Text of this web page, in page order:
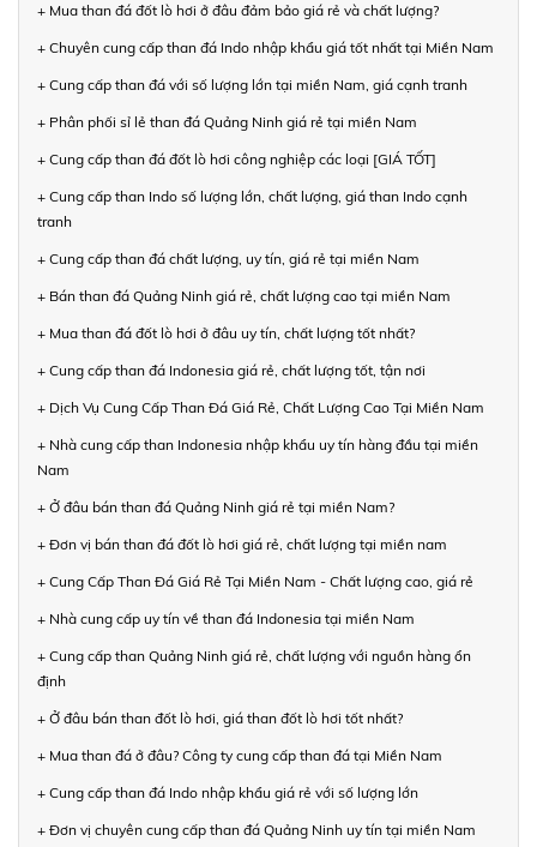
+ Mua than đá đốt lò hơi ở đâu đảm bảo giá rẻ và chất lượng?
+ Chuyên cung cấp than đá Indo nhập khẩu giá tốt nhất tại Miền Nam
+ Cung cấp than đá với số lượng lớn tại miền Nam, giá cạnh tranh
+ Phân phối sỉ lẻ than đá Quảng Ninh giá rẻ tại miền Nam
+ Cung cấp than đá đốt lò hơi công nghiệp các loại [GIÁ TỐT]
+ Cung cấp than Indo số lượng lớn, chất lượng, giá than Indo cạnh
tranh
+ Cung cấp than đá chất lượng, uy tín, giá rẻ tại miền Nam
+ Bán than đá Quảng Ninh giá rẻ, chất lượng cao tại miền Nam
+ Mua than đá đốt lò hơi ở đâu uy tín, chất lượng tốt nhất?
+ Cung cấp than đá Indonesia giá rẻ, chất lượng tốt, tận nơi
+ Dịch Vụ Cung Cấp Than Đá Giá Rẻ, Chất Lượng Cao Tại Miền Nam
+ Nhà cung cấp than Indonesia nhập khẩu uy tín hàng đầu tại miền
Nam
+ Ở đâu bán than đá Quảng Ninh giá rẻ tại miền Nam?
+ Đơn vị bán than đá đốt lò hơi giá rẻ, chất lượng tại miền nam
+ Cung Cấp Than Đá Giá Rẻ Tại Miền Nam - Chất lượng cao, giá rẻ
+ Nhà cung cấp uy tín về than đá Indonesia tại miền Nam
+ Cung cấp than Quảng Ninh giá rẻ, chất lượng với nguồn hàng ổn
định
+ Ở đâu bán than đốt lò hơi, giá than đốt lò hơi tốt nhất?
+ Mua than đá ở đâu? Công ty cung cấp than đá tại Miền Nam
+ Cung cấp than đá Indo nhập khẩu giá rẻ với số lượng lớn
+ Đơn vị chuyên cung cấp than đá Quảng Ninh uy tín tại miền Nam